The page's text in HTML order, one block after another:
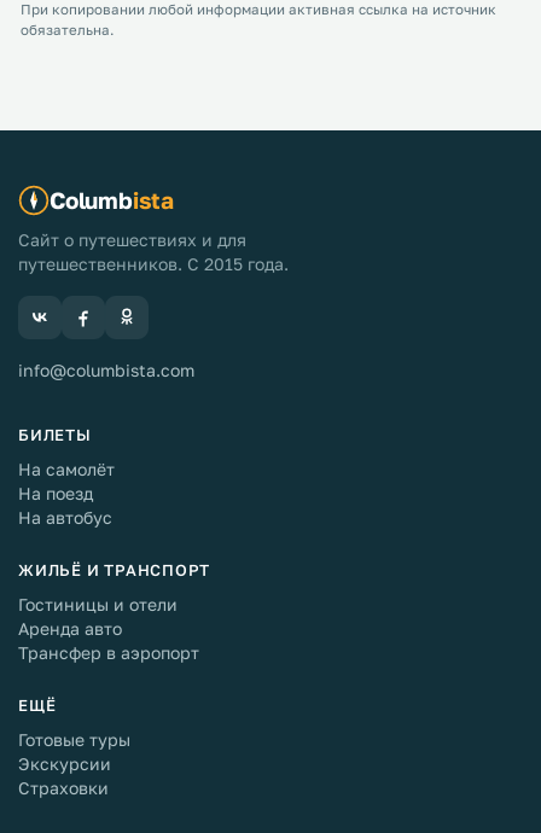
При копировании любой информации активная ссылка на источник
обязательна.
Columbista
Сайт о путешествиях и для
путешественников. С 2015 года.
info@columbista.com
БИЛЕТЫ
На самолёт
На поезд
На автобус
ЖИЛЬЁ И ТРАНСПОРТ
Гостиницы и отели
Аренда авто
Трансфер в аэропорт
ЕЩЁ
Готовые туры
Экскурсии
Страховки